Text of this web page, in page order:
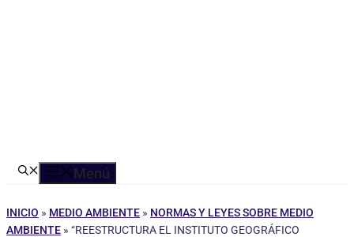
Menú
INICIO » MEDIO AMBIENTE » NORMAS Y LEYES SOBRE MEDIO
AMBIENTE » “REESTRUCTURA EL INSTITUTO GEOGRÁFICO